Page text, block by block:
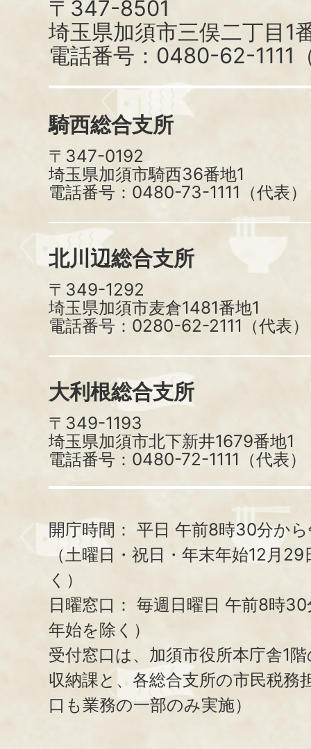
〒347-8501
埼玉県加須市三俣二丁目1
電話番号：0480-62-1111
騎西総合支所
〒347-0192
埼玉県加須市騎西36番地1
電話番号：0480-73-1111（代表）
北川辺総合支所
〒349-1292
埼玉県加須市麦倉1481番地1
電話番号：0280-62-2111（代表）
大利根総合支所
〒349-1193
埼玉県加須市北下新井1679番地1
電話番号：0480-72-1111（代表）
開庁時間： 平日 午前8時30分か
（土曜日・祝日・年末年始12月
く）
日曜窓口： 毎週日曜日 午前8時
年始を除く）
受付窓口は、加須市役所本庁舎1
収納課と、 各総合支所の市民税務
口も業務の一部のみ実施）